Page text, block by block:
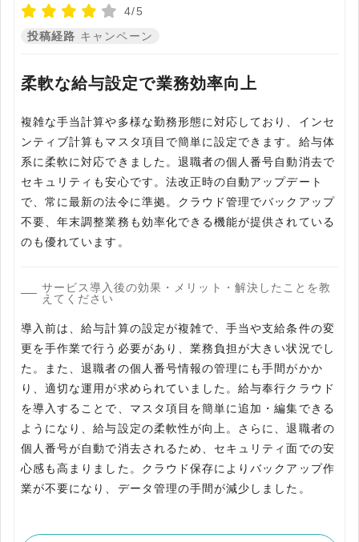
4/5
投稿経路 キャンペーン
柔軟な給与設定で業務効率向上
複雑な手当計算や多様な勤務形態に対応しており、インセ
ンティブ計算もマスタ項目で簡単に設定できます。給与体
系に柔軟に対応できました。退職者の個人番号自動消去で
セキュリティも安心です。法改正時の自動アップデート
で、常に最新の法令に準拠。クラウド管理でバックアップ
不要、年末調整業務も効率化できる機能が提供されている
のも優れています。
サービス導入後の効果・メリット・解決したことを教
えてください
導入前は、給与計算の設定が複雑で、手当や支給条件の変
更を手作業で行う必要があり、業務負担が大きい状況でし
た。また、退職者の個人番号情報の管理にも手間がかか
り、適切な運用が求められていました。給与奉行クラウド
を導入することで、マスタ項目を簡単に追加・編集できる
ようになり、給与設定の柔軟性が向上。さらに、退職者の
個人番号が自動で消去されるため、セキュリティ面での安
心感も高まりました。クラウド保存によりバックアップ作
業が不要になり、データ管理の手間が減少しました。